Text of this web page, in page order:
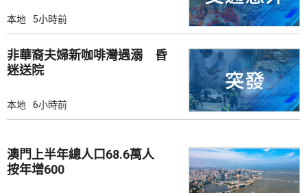
本地 5小時前
非華裔夫婦新咖啡灣遇溺 昏
迷送院
本地 6小時前
澳門上半年總人口68.6萬人
按年增600